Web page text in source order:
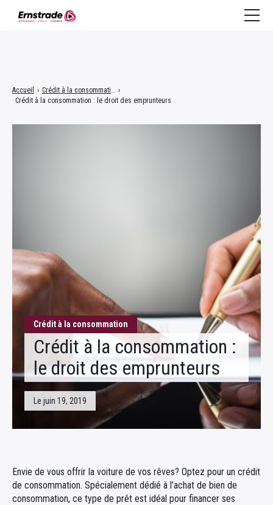
Crédit à la consommation
Crédit à la consommation :
le droit des emprunteurs
Le juin 19, 2019
Accueil › Crédit à la consommation ›
Crédit à la consommation : le droit des emprunteurs
Envie de vous offrir la voiture de vos rêves? Optez pour un crédit
de consommation. Spécialement dédié à l’achat de bien de
consommation, ce type de prêt est idéal pour financer ses
Fiscalité